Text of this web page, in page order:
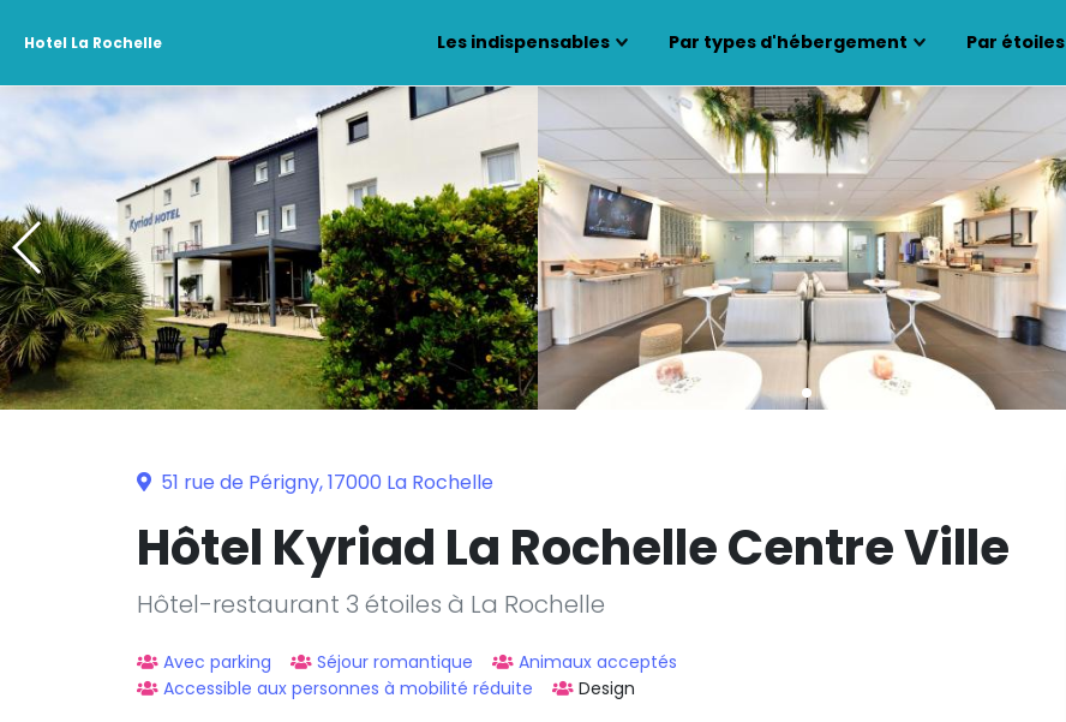
Hotel La Rochelle Les indispensables Par types d'hébergement Par étoiles
51 rue de Périgny, 17000 La Rochelle
Hôtel Kyriad La Rochelle Centre Ville
Hôtel-restaurant 3 étoiles à La Rochelle
Avec parking Séjour romantique
Animaux acceptés
Accessible aux personnes à mobilité réduite
Design